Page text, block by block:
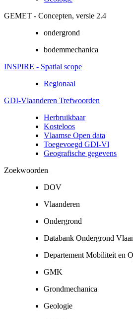
GEMET - Concepten, versie 2.4
ondergrond
bodemmechanica
INSPIRE - Spatial scope
Regionaal
GDI-Vlaanderen Trefwoorden
Herbruikbaar
Kosteloos
Vlaamse Open data
Toegevoegd GDI-Vl
Geografische gegevens
Zoekwoorden
DOV
Vlaanderen
Ondergrond
Databank Ondergrond
Departement Mobiliteit en
GMK
Grondmechanica
Geologie